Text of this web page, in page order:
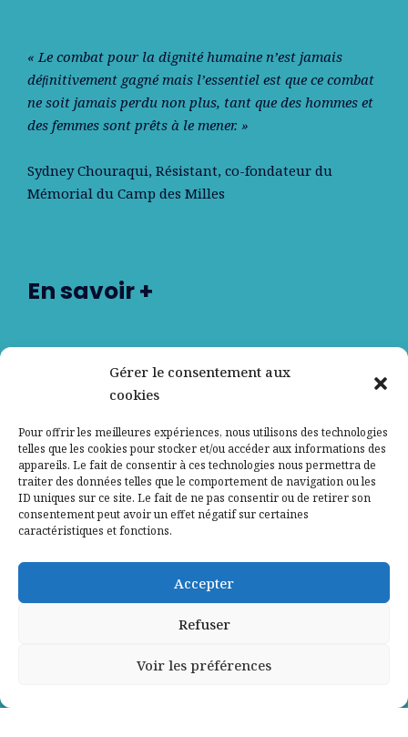
Gérer le consentement aux
cookies
Pour offrir les meilleures expériences, nous utilisons des technologies
telles que les cookies pour stocker et/ou accéder aux informations des
appareils. Le fait de consentir à ces technologies nous permettra de
traiter des données telles que le comportement de navigation ou les
ID uniques sur ce site. Le fait de ne pas consentir ou de retirer son
consentement peut avoir un effet négatif sur certaines
caractéristiques et fonctions.
Accepter
Refuser
Voir les préférences
« Le combat pour la dignité humaine n’est jamais
déﬁnitivement gagné mais l’essentiel est que ce combat
ne soit jamais perdu non plus, tant que des hommes et
des femmes sont prêts à le mener. »
Sydney Chouraqui, Résistant, co-fondateur du
Mémorial du Camp des Milles
En savoir +
Nos partenaires
Contactez-nous
Mentions légales